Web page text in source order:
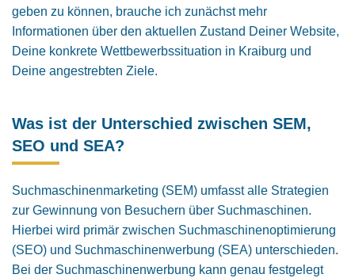
geben zu können, brauche ich zunächst mehr
Informationen über den aktuellen Zustand Deiner Website,
Deine konkrete Wettbewerbssituation in Kraiburg und
Deine angestrebten Ziele.
Was ist der Unterschied zwischen SEM,
SEO und SEA?
Suchmaschinenmarketing (SEM) umfasst alle Strategien
zur Gewinnung von Besuchern über Suchmaschinen.
Hierbei wird primär zwischen Suchmaschinenoptimierung
(SEO) und Suchmaschinenwerbung (SEA) unterschieden.
Bei der Suchmaschinenwerbung kann genau festgelegt